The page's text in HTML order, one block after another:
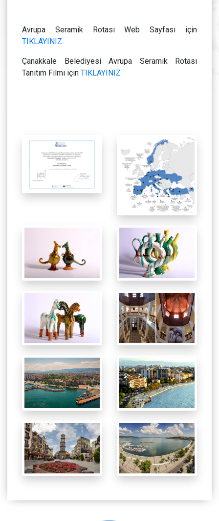
Avrupa Seramik Rotası Web Sayfası için
TIKLAYINIZ
Çanakkale Belediyesi Avrupa Seramik Rotası
Tanıtım Filmi için TIKLAYINIZ